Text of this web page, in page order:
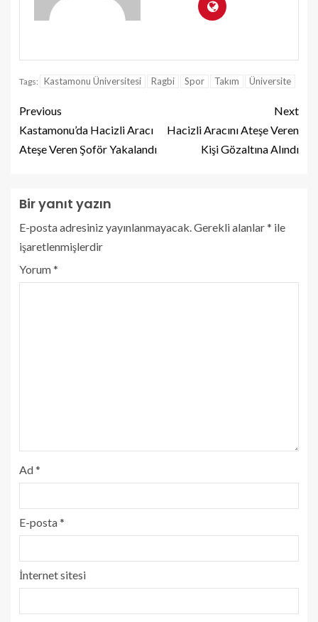
Tags: Kastamonu Üniversitesi Ragbi Spor Takım Üniversite
Previous
Kastamonu’da Hacizli Aracı
Ateşe Veren Şoför Yakalandı
Next
Hacizli Aracını Ateşe Veren
Kişi Gözaltına Alındı
Bir yanıt yazın
E-posta adresiniz yayınlanmayacak. Gerekli alanlar* ile
işaretlenmişlerdir
Yorum*
Ad*
E-posta*
İnternet sitesi